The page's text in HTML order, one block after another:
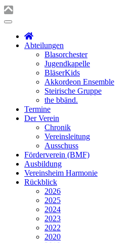
Abteilungen
Blasorchester
Jugendkapelle
BläserKids
Akkordeon Ensemble
Steirische Gruppe
the bbänd.
Termine
Der Verein
Chronik
Vereinsleitung
Ausschuss
Förderverein (BMF)
Ausbildung
Vereinsheim Harmonie
Rückblick
2026
2025
2024
2023
2022
2020